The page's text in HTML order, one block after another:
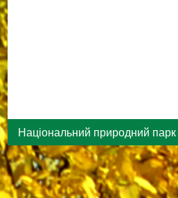
Національний природний